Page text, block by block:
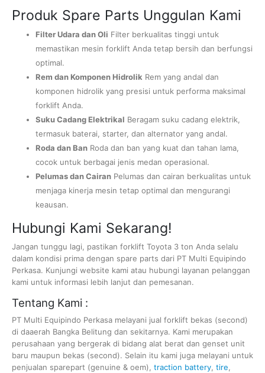
Produk Spare Parts Unggulan Kami
Filter Udara dan Oli Filter berkualitas tinggi untuk
memastikan mesin forklift Anda tetap bersih dan berfungsi
optimal.
Rem dan Komponen Hidrolik Rem yang andal dan
komponen hidrolik yang presisi untuk performa maksimal
forklift Anda.
Suku Cadang Elektrikal Beragam suku cadang elektrik,
termasuk baterai, starter, dan alternator yang andal.
Roda dan Ban Roda dan ban yang kuat dan tahan lama,
cocok untuk berbagai jenis medan operasional.
Pelumas dan Cairan Pelumas dan cairan berkualitas untuk
menjaga kinerja mesin tetap optimal dan mengurangi
keausan.
Hubungi Kami Sekarang!
Jangan tunggu lagi, pastikan forklift Toyota 3 ton Anda selalu
dalam kondisi prima dengan spare parts dari PT Multi Equipindo
Perkasa. Kunjungi website kami atau hubungi layanan pelanggan
kami untuk informasi lebih lanjut dan pemesanan.
Tentang Kami :
PT Multi Equipindo Perkasa melayani jual forklift bekas (second)
di daaerah Bangka Belitung dan sekitarnya. Kami merupakan
perusahaan yang bergerak di bidang alat berat dan genset unit
baru maupun bekas (second). Selain itu kami juga melayani untuk
penjualan sparepart (genuine & oem), traction battery tire